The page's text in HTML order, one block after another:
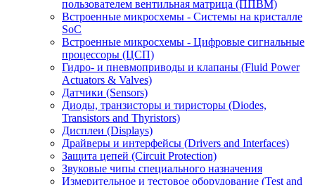
пользователем вентильная матрица (ППВМ)
Встроенные микросхемы - Системы на кристалле
SoC
Встроенные микросхемы - Цифровые сигнальные
процессоры (ЦСП)
Гидро- и пневмоприводы и клапаны (Fluid Power
Actuators & Valves)
Датчики (Sensors)
Диоды, транзисторы и тиристоры (Diodes,
Transistors and Thyristors)
Дисплеи (Displays)
Драйверы и интерфейсы (Drivers and Interfaces)
Защита цепей (Circuit Protection)
Звуковые чипы специального назначения
Измерительное и тестовое оборудование (Test and